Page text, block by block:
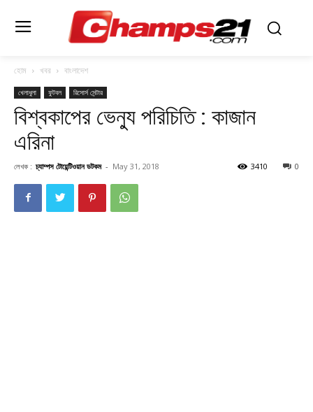
হোম খবর বাংলাদেশ
খেলাধুলা ফুটবল রিসোর্স সেন্টার
বিশ্বকাপের ভেন্যু পরিচিতি : কাজান
এরিনা
লেখক : চ্যাম্পস টোয়েন্টিওয়ান ডটকম - May 31, 2018 0
3410